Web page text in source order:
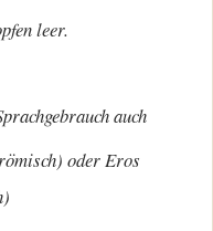
leer.
auch
oder Eros